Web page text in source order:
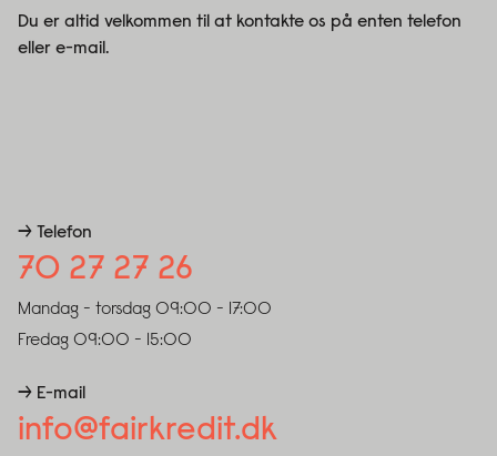
Du er altid velkommen til at kontakte os på enten telefon
eller e-mail.
→ Telefon
70 27 27 26
Mandag - torsdag 09:00 - 17:00
Fredag 09:00 - 15:00
→ E-mail
info@fairkredit.dk